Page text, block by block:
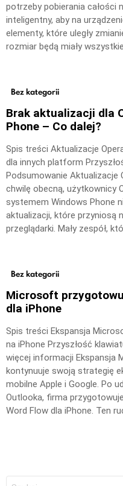
potrzeby pobierania całości
inteligentny, aby na
elementy, które uległy
rozmiar będą miały
Bez kategorii
Brak aktualizacji dla
Phone – Co dalej?
Spis treści Aktualizacje
dla innych platform
Podsumowanie Aktualizacje
chwilę obecną, użytkownicy
systemem Windows Phone
aktualizacji, które przyniosą
przeglądarki. Mały zespół,
Bez kategorii
Microsoft
dla iPhone
Spis treści Ekspansja
na iPhone Przyszłość
więcej informacji Ekspansja
kontynuuje swoją strategię
mobilne Apple i Google. Po
Outlooka, firma
Word Flow dla iPhone. Ten